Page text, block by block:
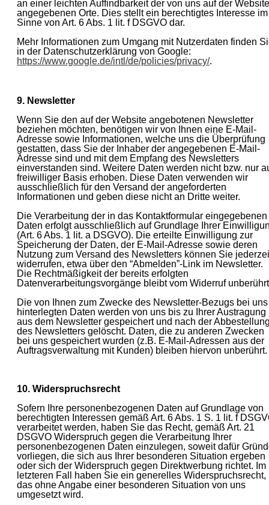
an einer leichten Auffindbarkeit der von uns auf der Website
angegebenen Orte. Dies stellt ein berechtigtes Interesse im
Sinne von Art. 6 Abs. 1 lit. f DSGVO dar.
Mehr Informationen zum Umgang mit Nutzerdaten finden
in der Datenschutzerklärung von Google:
https://www.google.de/intl/de/policies/privacy/.
9. Newsletter
Wenn Sie den auf der Website angebotenen Newsletter
beziehen möchten, benötigen wir von Ihnen eine E-Mail-
Adresse sowie Informationen, welche uns die Überprüfung
gestatten, dass Sie der Inhaber der angegebenen E-Mail-
Adresse sind und mit dem Empfang des Newsletters
einverstanden sind. Weitere Daten werden nicht bzw. nur
freiwilliger Basis erhoben. Diese Daten verwenden wir
ausschließlich für den Versand der angeforderten
Informationen und geben diese nicht an Dritte weiter.
Die Verarbeitung der in das Kontaktformular eingegebenen
Daten erfolgt ausschließlich auf Grundlage Ihrer
(Art. 6 Abs. 1 lit. a DSGVO). Die erteilte Einwilligung zur
Speicherung der Daten, der E-Mail-Adresse sowie deren
Nutzung zum Versand des Newsletters können Sie
widerrufen, etwa über den “Abmelden”-Link im Newsletter.
Die Rechtmäßigkeit der bereits erfolgten
Datenverarbeitungsvorgänge bleibt vom Widerruf
Die von Ihnen zum Zwecke des Newsletter-Bezugs bei uns
hinterlegten Daten werden von uns bis zu Ihrer Austragung
aus dem Newsletter gespeichert und nach der
des Newsletters gelöscht. Daten, die zu anderen Zwecken
bei uns gespeichert wurden (z.B. E-Mail-Adressen aus der
Auftragsverwaltung mit Kunden) bleiben hiervon unberührt.
10. Widerspruchsrecht
Sofern Ihre personenbezogenen Daten auf Grundlage von
berechtigten Interessen gemäß Art. 6 Abs. 1 S. 1 lit. f
verarbeitet werden, haben Sie das Recht, gemäß Art. 21
DSGVO Widerspruch gegen die Verarbeitung Ihrer
personenbezogenen Daten einzulegen, soweit dafür
vorliegen, die sich aus Ihrer besonderen Situation ergeben
oder sich der Widerspruch gegen Direktwerbung richtet. Im
letzteren Fall haben Sie ein generelles Widerspruchsrecht,
das ohne Angabe einer besonderen Situation von uns
umgesetzt wird.